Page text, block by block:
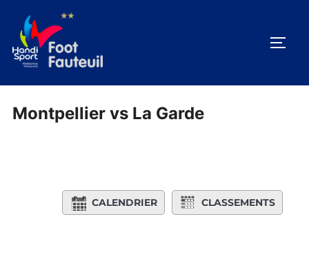
contenu
Montpellier vs La Garde
CALENDRIER CLASSEMENTS